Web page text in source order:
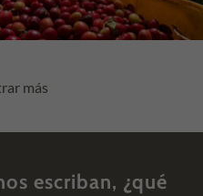
más
escriban, ¿qué